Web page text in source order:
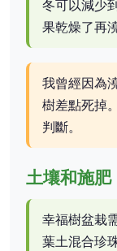
冬可以減少
果乾燥了再澆
我曾經因為
樹差點死掉
判斷。
土壤和施肥
幸福樹盆栽
葉土混合珍